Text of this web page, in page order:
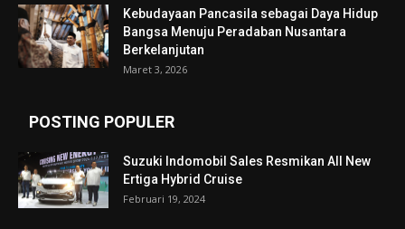
Kebudayaan Pancasila sebagai Daya Hidup
Bangsa Menuju Peradaban Nusantara
Berkelanjutan
Maret 3, 2026
POSTING POPULER
Suzuki Indomobil Sales Resmikan All New
Ertiga Hybrid Cruise
Februari 19, 2024